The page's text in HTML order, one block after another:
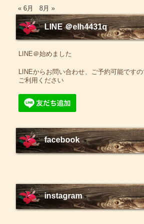
« 6月 8月 »
LINE ＠elh4431q
LINE＠始めました
LINEからお問い合わせ、ご予約可能です
ご利用ください
facebook
instagram